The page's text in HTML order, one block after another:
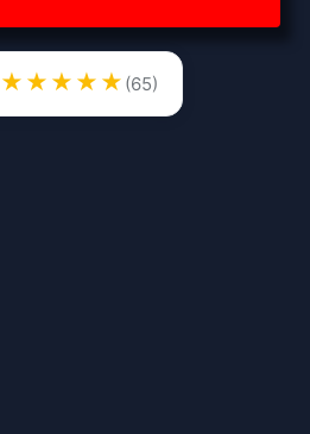
★ ★ ★ ★ ★ (65)